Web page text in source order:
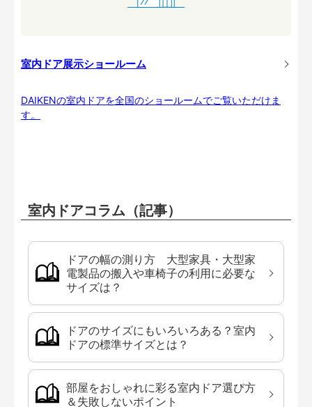
室内ドア展示ショールーム
DAIKENの室内ドアを全国のショールームでご覧いただけま
す。
室内ドアコラム（記事）
ドアの幅の測り方 大型家具・大型家
電製品の搬入や車椅子の利用に必要な
サイズは？
ドアのサイズにもいろいろある？室内
ドアの標準サイズとは？
部屋をおしゃれに彩る室内ドア選び方
＆失敗しないポイント